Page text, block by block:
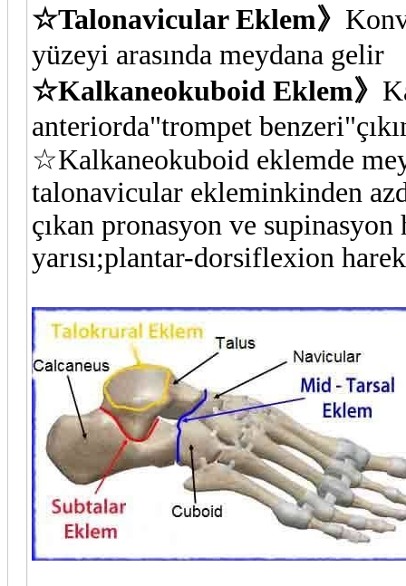
☆Talonavicular Eklem》
yüzeyi arasında meydana gelir
☆Kalkaneokuboid Eklem》
anteriorda"trompet
☆Kalkaneokuboid eklemde
talonavicular ekleminkinden
çıkan pronasyon ve
yarısı;plantar-dorsiflexion